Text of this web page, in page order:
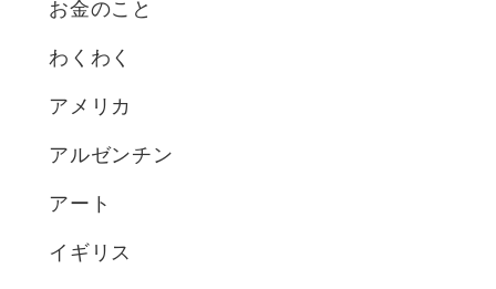
お金のこと
わくわく
アメリカ
アルゼンチン
アート
イギリス